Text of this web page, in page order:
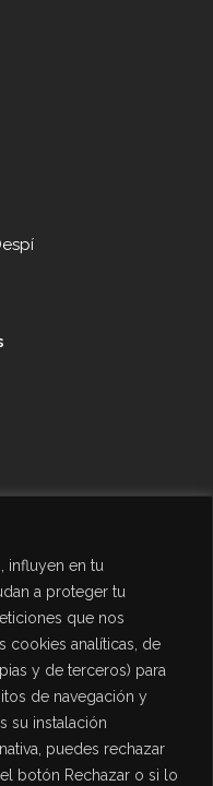
influyen en tu
a proteger tu
que nos
cookies analíticas, de
y de terceros) para
de navegación y
su instalación
puedes rechazar
botón Rechazar o si lo